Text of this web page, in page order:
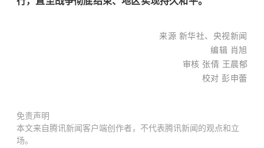
来源 新华社、央视新闻
编辑 肖旭
审核 张倩 王晨郁
校对彭申蕾
免责声明
本文来自腾讯新闻客户端创作者，不代表腾讯新闻的观点和立
场。